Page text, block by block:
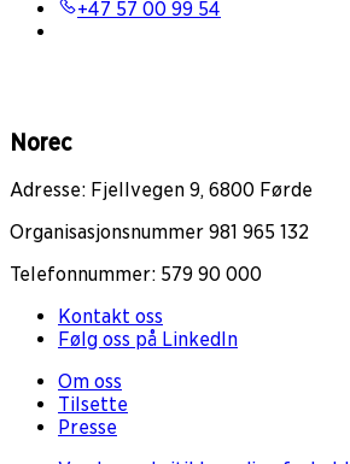
+47 57 00 99 54
Norec
Adresse: Fjellvegen 9, 6800 Førde
Organisasjonsnummer 981 965 132
Telefonnummer: 579 90 000
Kontakt oss
Følg oss på LinkedIn
Om oss
Tilsette
Presse